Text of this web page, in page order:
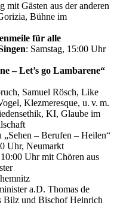
mit Gästen aus der anderen
Bühne im
für alle
: Samstag, 15:00 Uhr
– Let’s go Lambarene“
Samuel Rösch, Like
Klezmeresque, u. v. m.
KI, Glaube im
„Sehen – Berufen – Heilen“
Uhr, Neumarkt
Uhr mit Chören aus
a.D. Thomas de
Bilz und Bischof Heinrich